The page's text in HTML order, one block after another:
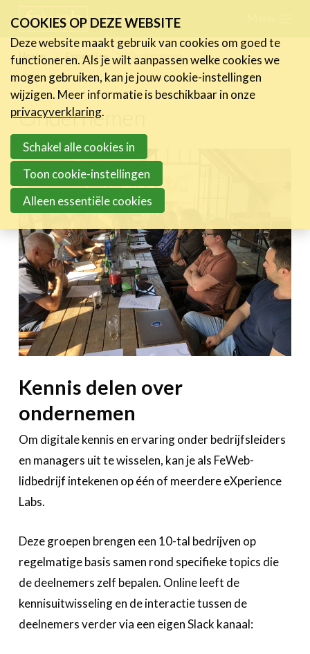
links
Jump
to
navigation
to
main
content
FR NL
Home Expertise Ondernemen
Ondernemen
Kennis delen over
ondernemen
Om digitale kennis en ervaring onder bedrijfsleiders
en managers uit te wisselen, kan je als FeWeb-
lidbedrijf intekenen op één of meerdere eXperience
Labs.
Deze groepen brengen een 10-tal bedrijven op
regelmatige basis samen rond specifieke topics die
de deelnemers zelf bepalen. Online leeft de
kennisuitwisseling en de interactie tussen de
deelnemers verder via een eigen Slack kanaal:
Nieuws
Activiteiten
Expertise
Ondernemen
Ondernemen & HR
Ondernemen & Steun
Content & Influencer
Marketing
Toolbox
Bedrijvenzoeker
Over FeWeb
Lid worden
COOKIES OP DEZE WEBSITE
Deze website maakt gebruik van cookies om goed te
functioneren. Als je wilt aanpassen welke cookies we
mogen gebruiken, kan je jouw cookie-instellingen
wijzigen. Meer informatie is beschikbaar in onze
privacyverklaring.
Schakel alle cookies in
Toon cookie-instellingen
Alleen essentiële cookies